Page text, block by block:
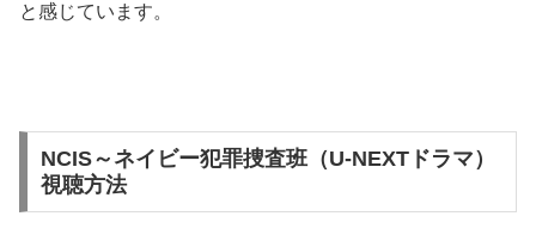
と感じています。
NCIS～ネイビー犯罪捜査班（U-NEXTドラマ）
視聴方法